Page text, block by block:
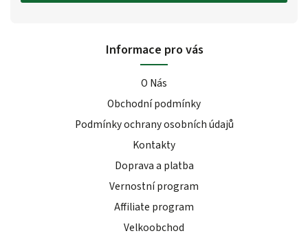
Informace pro vás
O Nás
Obchodní podmínky
Podmínky ochrany osobních údajů
Kontakty
Doprava a platba
Vernostní program
Affiliate program
Velkoobchod